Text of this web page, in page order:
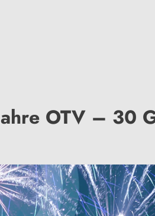
OTV – 30